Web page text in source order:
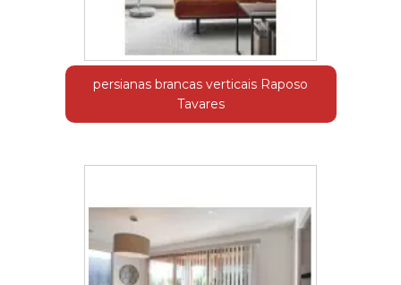
persianas brancas verticais Raposo
Tavares